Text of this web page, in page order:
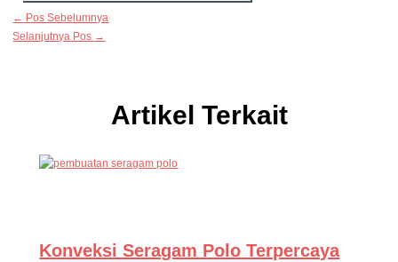
← Pos Sebelumnya
Selanjutnya Pos →
Artikel Terkait
Konveksi Seragam Polo Terpercaya